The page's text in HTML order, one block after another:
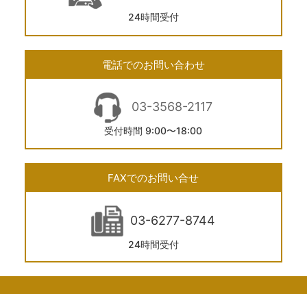
24時間受付
電話でのお問い合わせ
03-3568-2117
受付時間 9:00〜18:00
FAXでのお問い合せ
03-6277-8744
24時間受付